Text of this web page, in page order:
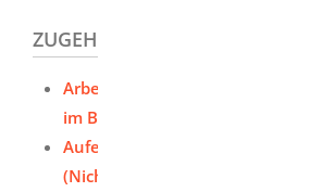
ZUGEHÖRIGE LEISTUNGEN
Arbeitsplatzsuche im
im Bundesgebiet
Aufenthaltserlaubnis für Au-
(Nicht-EU/EWR) beantragen